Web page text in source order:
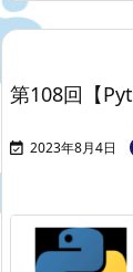
第108回【
 2023年8月4日